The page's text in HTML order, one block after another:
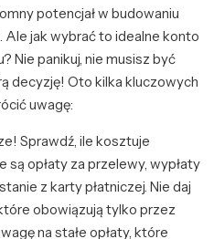
potencjał w budowaniu
jak wybrać to idealne konto
Nie panikuj, nie musisz być
decyzję! Oto kilka kluczowych
uwagę:
Sprawdź, ile kosztuje
są opłaty za przelewy, wypłaty
z karty płatniczej. Nie daj
obowiązują tylko przez
na stałe opłaty, które